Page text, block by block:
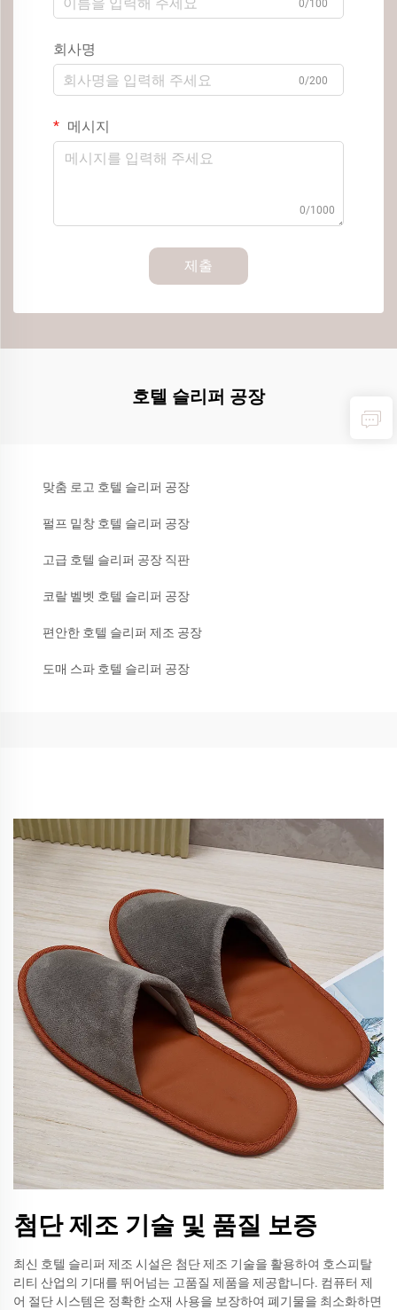
0/100
회사명
0/200
메시지
0/1000
제출
호텔 슬리퍼 공장
맞춤 로고 호텔 슬리퍼 공장
펄프 밑창 호텔 슬리퍼 공장
고급 호텔 슬리퍼 공장 직판
코랄 벨벳 호텔 슬리퍼 공장
편안한 호텔 슬리퍼 제조 공장
도매 스파 호텔 슬리퍼 공장
첨단 제조 기술 및 품질 보증
최신 호텔 슬리퍼 제조 시설은 첨단 제조 기술을 활용하여 호스피탈
리티 산업의 기대를 뛰어넘는 고품질 제품을 제공합니다. 컴퓨터 제
어 절단 시스템은 정확한 소재 사용을 보장하여 폐기물을 최소화하면